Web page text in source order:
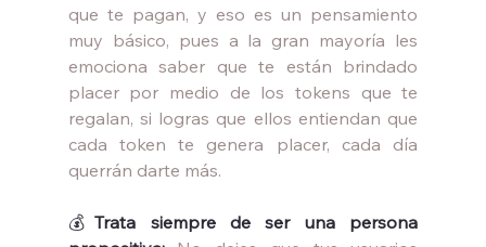
que te pagan, y eso es un pensamiento
muy básico, pues a la gran mayoría les
emociona saber que te están brindado
placer por medio de los tokens que te
regalan, si logras que ellos entiendan que
cada token te genera placer, cada día
querrán darte más.
💰Trata siempre de ser una persona